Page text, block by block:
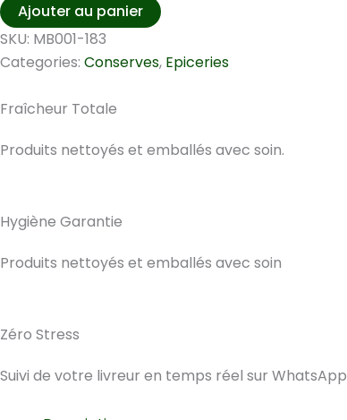
Ajouter au panier
SKU: MB001-183
Categories: Conserves, Epiceries
Fraîcheur Totale
Produits nettoyés et emballés avec soin.
Hygiène Garantie
Produits nettoyés et emballés avec soin
Zéro Stress
Suivi de votre livreur en temps réel sur WhatsApp